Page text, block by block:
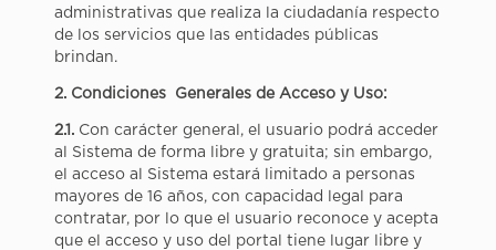
administrativas que realiza la ciudadanía respecto
de los servicios que las entidades públicas
brindan.
2. Condiciones Generales de Acceso y Uso:
2.1.Con carácter general, el usuario podrá acceder
al Sistema de forma libre y gratuita; sin embargo,
el acceso al Sistema estará limitado a personas
mayores de 16 años, con capacidad legal para
contratar, por lo que el usuario reconoce y acepta
que el acceso y uso del portal tiene lugar libre y